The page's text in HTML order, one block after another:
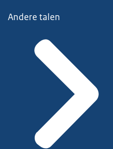
Andere talen